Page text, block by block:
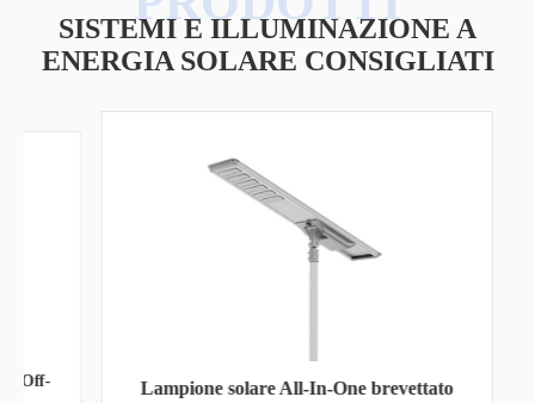
SISTEMI E ILLUMINAZIONE A
ENERGIA SOLARE CONSIGLIATI
Lampione solare All-In-One brevettato